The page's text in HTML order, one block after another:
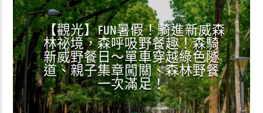
【觀光】FUN暑假！騎進新威森
林祕境，森呼吸野餐趣！森騎
新威野餐日～單車穿越綠色隧
道、親子集章闖關、森林野餐
一次滿足！